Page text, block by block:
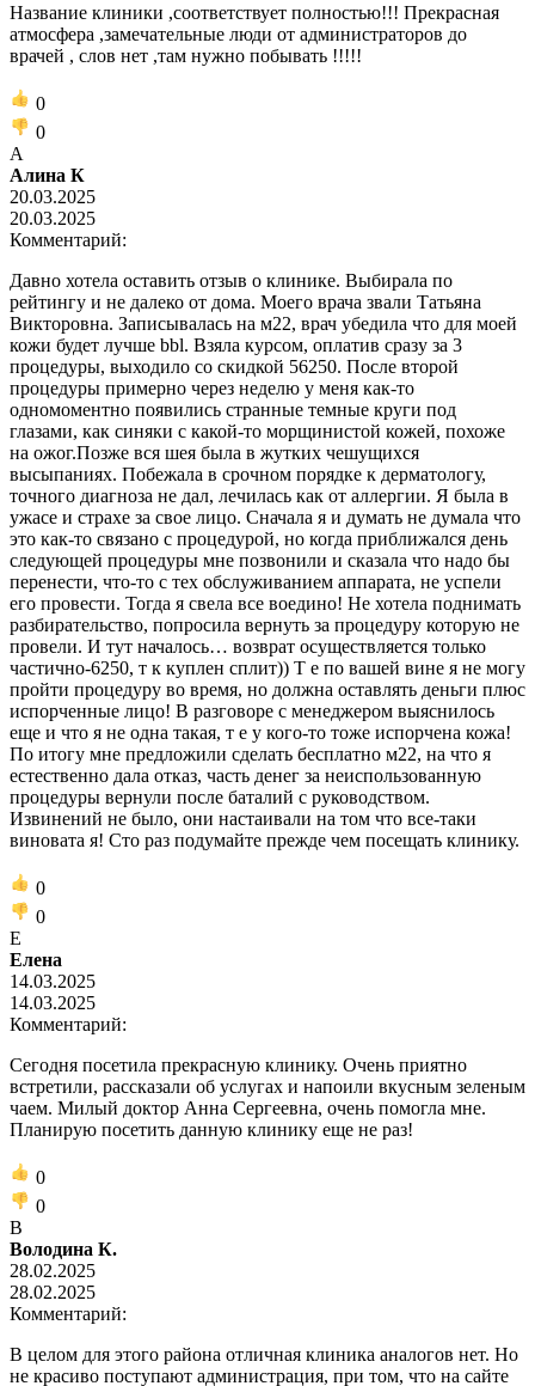
Название клиники ,соответствует полностью!!! Прекрасная
атмосфера ,замечательные люди от администраторов до
врачей , слов нет ,там нужно побывать !!!!!
0
0
А
Алина К
20.03.2025
20.03.2025
Комментарий:
Давно хотела оставить отзыв о клинике. Выбирала по
рейтингу и не далеко от дома. Моего врача звали Татьяна
Викторовна. Записывалась на м22, врач убедила что для моей
кожи будет лучше bbl. Взяла курсом, оплатив сразу за 3
процедуры, выходило со скидкой 56250. После второй
процедуры примерно через неделю у меня как-то
одномоментно появились странные темные круги под
глазами, как синяки с какой-то морщинистой кожей, похоже
на ожог.Позже вся шея была в жутких чешущихся
высыпаниях. Побежала в срочном порядке к дерматологу,
точного диагноза не дал, лечилась как от аллергии. Я была в
ужасе и страхе за свое лицо. Сначала я и думать не думала что
это как-то связано с процедурой, но когда приближался день
следующей процедуры мне позвонили и сказала что надо бы
перенести, что-то с тех обслуживанием аппарата, не успели
его провести. Тогда я свела все воедино! Не хотела поднимать
разбирательство, попросила вернуть за процедуру которую не
провели. И тут началось… возврат осуществляется только
частично-6250, т к куплен сплит)) Т е по вашей вине я не могу
пройти процедуру во время, но должна оставлять деньги плюс
испорченные лицо! В разговоре с менеджером выяснилось
еще и что я не одна такая, т е у кого-то тоже испорчена кожа!
По итогу мне предложили сделать бесплатно м22, на что я
естественно дала отказ, часть денег за неиспользованную
процедуры вернули после баталий с руководством.
Извинений не было, они настаивали на том что все-таки
виновата я! Сто раз подумайте прежде чем посещать клинику.
0
0
Е
Елена
14.03.2025
14.03.2025
Комментарий:
Сегодня посетила прекрасную клинику. Очень приятно
встретили, рассказали об услугах и напоили вкусным зеленым
чаем. Милый доктор Анна Сергеевна, очень помогла мне.
Планирую посетить данную клинику еще не раз!
0
0
В
Володина К.
28.02.2025
28.02.2025
Комментарий:
В целом для этого района отличная клиника аналогов нет. Но
не красиво поступают администрация, при том, что на сайте